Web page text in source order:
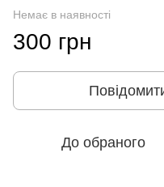
Немає в наявності
300 грн
До обраного